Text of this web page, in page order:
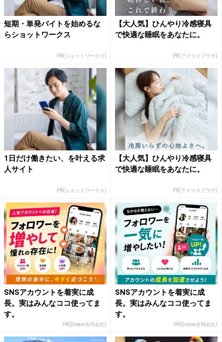
短期・単発バイトを始めるな
らショットワークス
PR(ショットワークス)
【大人気】ひんやり冷感寝具
で快適な睡眠をあなたに。
PR(アイリスプラザ)
1日だけ働きたい、を叶える求
人サイト
PR(ショットワークス)
【大人気】ひんやり冷感寝具
で快適な睡眠をあなたに。
PR(アイリスプラザ)
SNSアカウントを着実に成
長。実はみんなココ使ってま
す。
PR(Dreaw合同会社)
SNSアカウントを着実に成
長。実はみんなココ使ってま
す。
PR(Dreaw合同会社)